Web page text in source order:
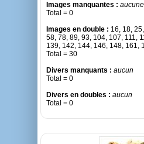
Images manquantes : aucune
Total = 0
Images en double : 16, 18,
58, 78, 89, 93, 104, 107, 111,
139, 142, 144, 146, 148, 161,
Total = 30
Divers manquants : aucun
Total = 0
Divers en doubles : aucun
Total = 0